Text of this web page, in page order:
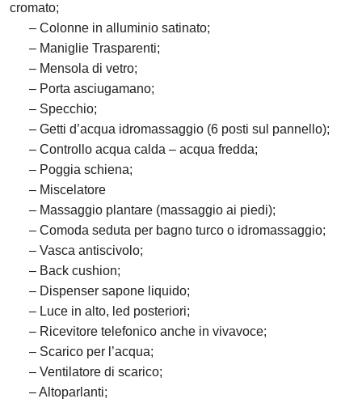
cromato;
– Colonne in alluminio satinato;
– Maniglie Trasparenti;
– Mensola di vetro;
– Porta asciugamano;
– Specchio;
– Getti d’acqua idromassaggio (6 posti sul pannello);
– Controllo acqua calda – acqua fredda;
– Poggia schiena;
– Miscelatore
– Massaggio plantare (massaggio ai piedi);
– Comoda seduta per bagno turco o idromassaggio;
– Vasca antiscivolo;
– Back cushion;
– Dispenser sapone liquido;
– Luce in alto, led posteriori;
– Ricevitore telefonico anche in vivavoce;
– Scarico per l’acqua;
– Ventilatore di scarico;
– Altoparlanti;